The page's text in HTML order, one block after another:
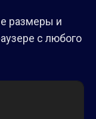
размеры и
с любого